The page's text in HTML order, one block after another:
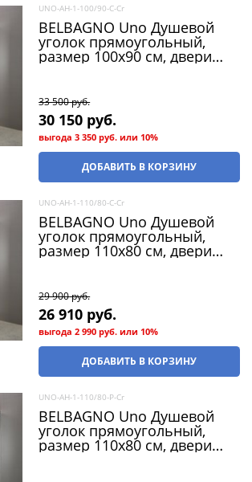
UNO-AH-1-100/90-C-Cr
BELBAGNO Uno Душевой
уголок прямоугольный,
размер 100х90 см, двери
33 500 руб.
30 150 руб.
выгода3 350 руб. или 10%
ДОБАВИТЬ В КОРЗИНУ
UNO-AH-1-110/80-C-Cr
BELBAGNO Uno Душевой
уголок прямоугольный,
размер 110х80 см, двери
29 900 руб.
26 910 руб.
выгода2 990 руб. или 10%
ДОБАВИТЬ В КОРЗИНУ
UNO-AH-1-110/80-P-Cr
BELBAGNO Uno Душевой
уголок прямоугольный,
размер 110х80 см, двери